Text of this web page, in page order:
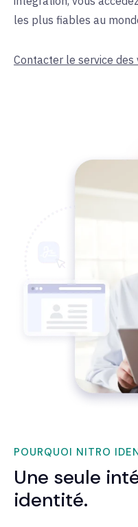
les plus fiables au
Contacter le service des
POURQUOI NITRO
Une seule
identité.